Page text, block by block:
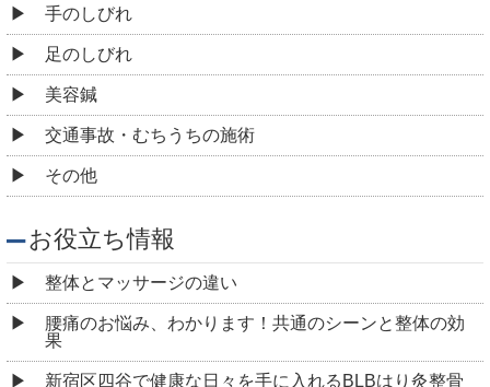
好転反応とは何か？
整体とカイロプラクティックの違い
「高い整体」と「安いマッサージ」の違いって？
整体が痛いってホント？
「整体が不安・・・」選び方がわからない方へ
鍼灸（はりきゅう）って痛い？火傷しない？ 四ツ谷に
あるBLBはり灸整骨院が解説します。
整体の料金はなぜ高い？ 四ツ谷にあるBLBはり灸整骨
院が提供する高品質なサービスの秘密
整体の種類を知ろう！あなたに合った施術法 ～四ツ
谷 BLBはり灸整骨院～